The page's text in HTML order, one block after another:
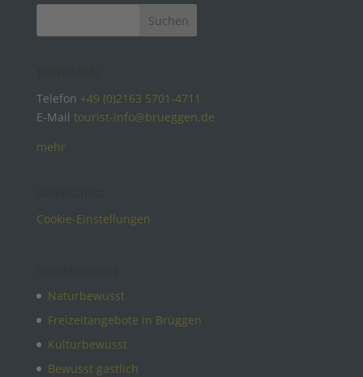
Telefon +49 (0)2163 5701-4711
E-Mail tourist-info@brueggen.de
mehr
Cookie-Einstellungen
Naturbewusst
Freizeitangebote in Brüggen
Kulturbewusst
Bewusst gastlich